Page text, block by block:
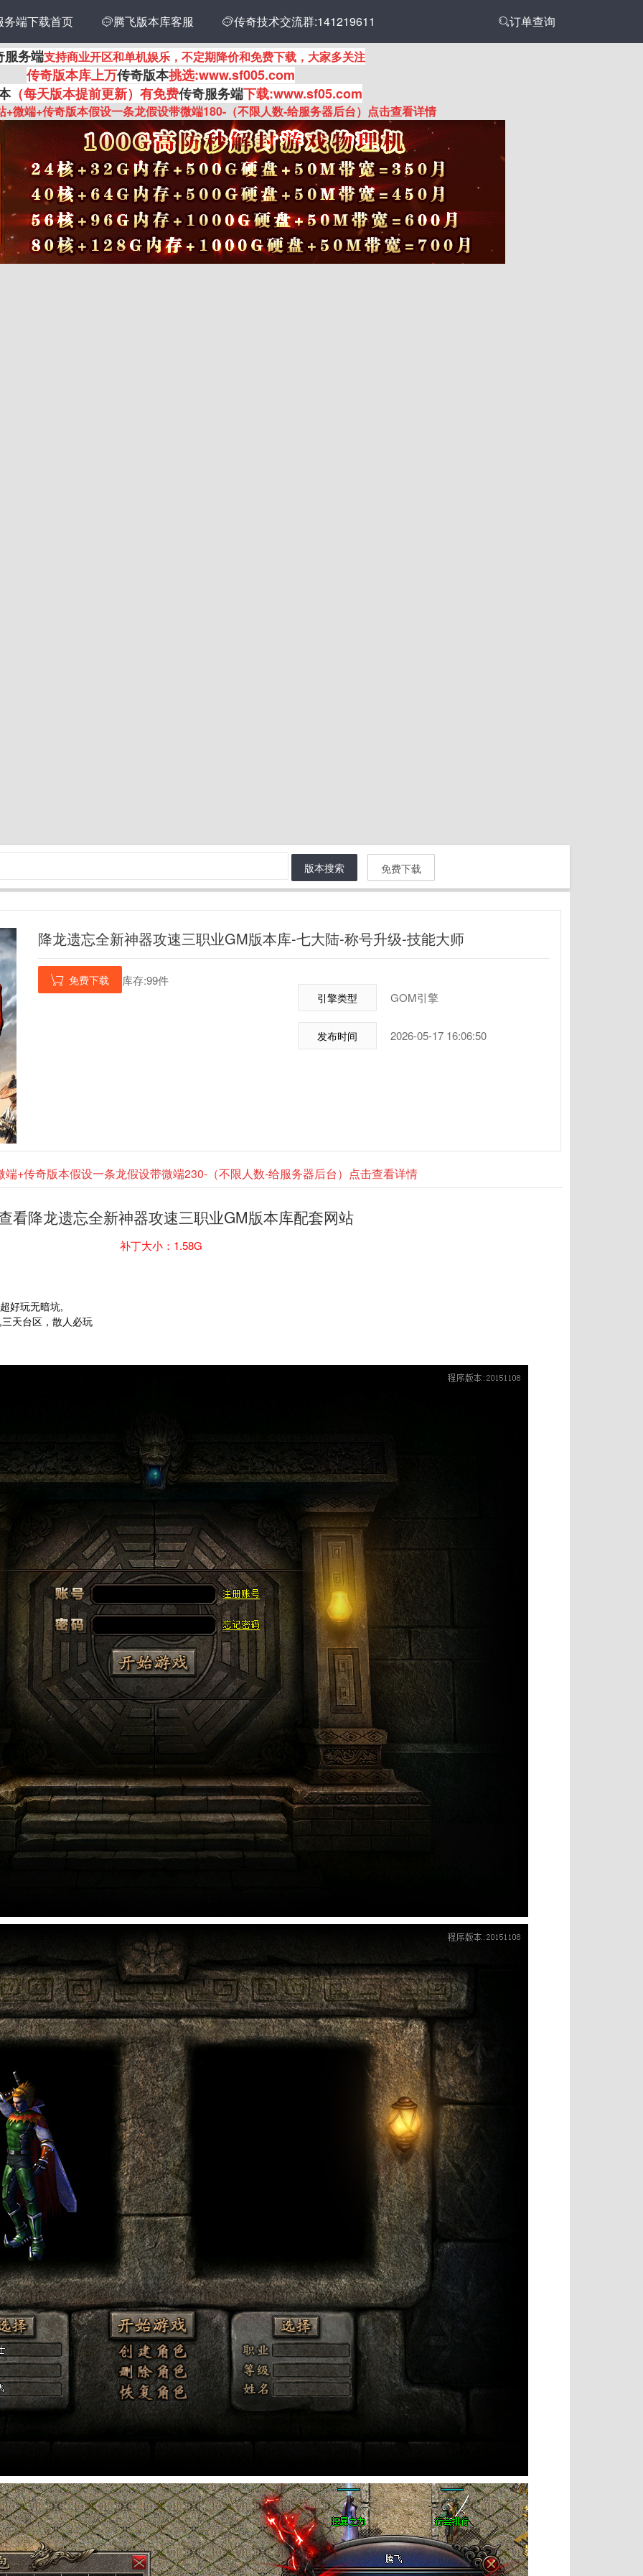
务端下载首页 腾飞版本库客服 传奇技术交流群:141219611 订单查询
服务端支持商业开区和单机娱乐，不定期降价和免费下载，大家多关注
传奇版本库上万传奇版本挑选:www.sf005.com
（每天版本提前更新）有免费传奇服务端下载:www.sf05.com
+微端+传奇版本假设一条龙假设带微端180-（不限人数-给服务器后台）点击查看详情
版本搜索 免费下载
降龙遗忘全新神器攻速三职业GM版本库-七大陆-称号升级-技能大师
 免费下载 库存:99件
引擎类型 GOM引擎
发布时间 2026-05-17 16:06:50
+传奇版本假设一条龙假设带微端230-（不限人数-给服务器后台）点击查看详情
看降龙遗忘全新神器攻速三职业GM版本库配套网站
补丁大小：1.58G
好玩无暗坑,
天台区，散人必玩